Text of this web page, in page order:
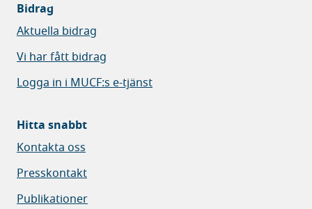
Bidrag
Aktuella bidrag
Vi har fått bidrag
Logga in i MUCF:s e-tjänst
Hitta snabbt
Kontakta oss
Presskontakt
Publikationer